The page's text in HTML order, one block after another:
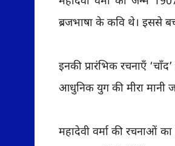
ब्रजभाषा के कवि थे। इससे
इनकी प्रारंभिक रचनाएँ
आधुनिक युग की मीरा मानी
महादेवी वर्मा की रचनाओं का